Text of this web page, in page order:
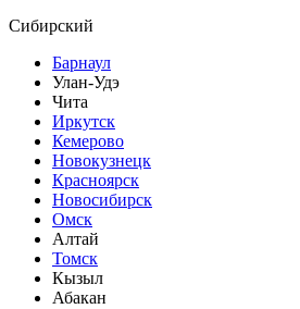
Сибирский
Барнаул
Улан-Удэ
Чита
Иркутск
Кемерово
Новокузнецк
Красноярск
Новосибирск
Омск
Алтай
Томск
Кызыл
Абакан